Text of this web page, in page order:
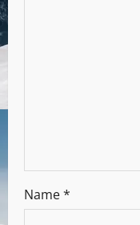
Name*